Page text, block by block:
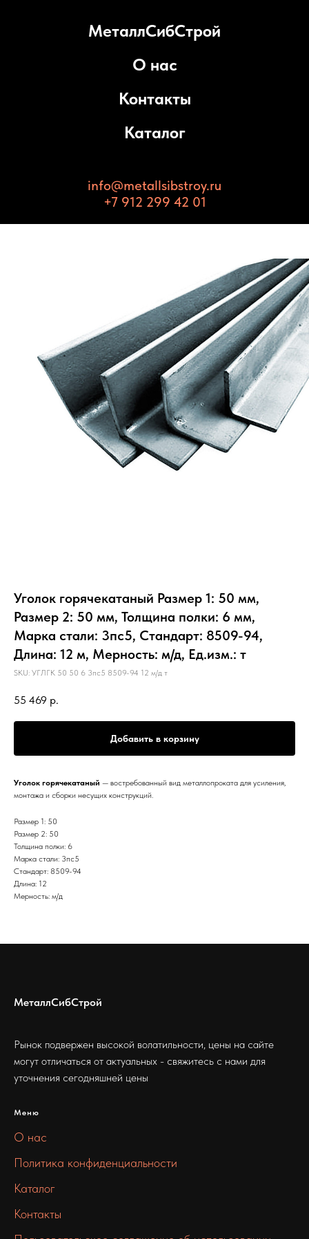
МеталлСибСтрой
О нас
Контакты
Каталог
info@metallsibstroy.ru
+7 912 299 42 01
Уголок горячекатаный Размер 1: 50 мм,
Размер 2: 50 мм, Толщина полки: 6 мм,
Марка стали: 3пс5, Стандарт: 8509-94,
Длина: 12 м, Мерность: м/д, Ед.изм.: т
SKU: УГЛГК 50 50 6 3пс5 8509-94 12 м/д т
55 469 р.
Добавить в корзину
Уголок горячекатаный — востребованный вид металлопроката для усиления,
монтажа и сборки несущих конструкций.
Размер 1: 50
Размер 2: 50
Толщина полки: 6
Марка стали: 3пс5
Стандарт: 8509-94
Длина: 12
Мерность: м/д
МеталлСибСтрой
Рынок подвержен высокой волатильности, цены на сайте
могут отличаться от актуальных - свяжитесь с нами для
уточнения сегодняшней цены
Меню
О нас
Политика конфиденциальности
Каталог
Контакты